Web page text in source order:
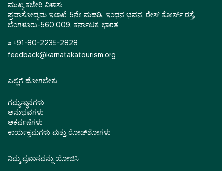
ಮುಖ್ಯ ಕಚೇರಿ ವಿಳಾಸ:
ಪ್ರವಾಸೋದ್ಯಮ ಇಲಾಖೆ 5ನೇ ಮಹಡಿ, ಇಂಧನ ಭವನ, ರೇಸ್ ಕೋರ್ಸ್ ರಸ್ತೆ,
ಬೆಂಗಳೂರು-560 009, ಕರ್ನಾಟಕ, ಭಾರತ
☎ +91-80-2235-2828
feedback@karnatakatourism.org
ಎಲ್ಲಿಗೆ ಹೋಗಬೇಕು
ಗಮ್ಯಸ್ಥಾನಗಳು
ಅನುಭವಗಳು
ಆಕರ್ಷಣೆಗಳು
ಕಾರ್ಯಕ್ರಮಗಳು ಮತ್ತು ರೋಡ್‌ಶೋಗಳು
ನಿಮ್ಮ ಪ್ರವಾಸವನ್ನು ಯೋಜಿಸಿ